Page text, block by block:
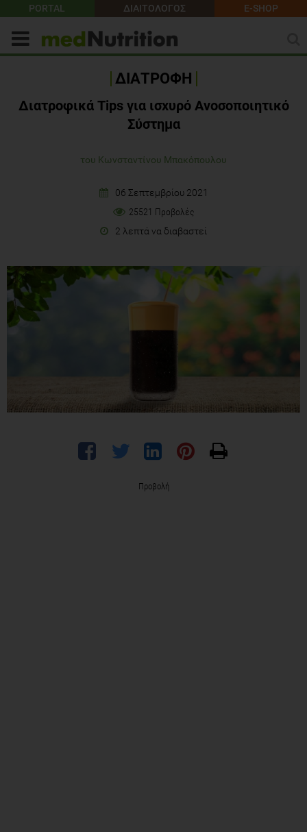
PORTAL ΔΙΑΙΤΟΛΟΓΟΣ E-SHOP
ΔΙΑΤΡΟΦΗ
Διατροφικά Τips για ισχυρό Ανοσοποιητικό
Σύστημα
του Κωνσταντίνου Μπακόπουλου
06 Σεπτεμβρίου 2021
25521 Προβολές
2 λεπτά να διαβαστεί
Προβολή